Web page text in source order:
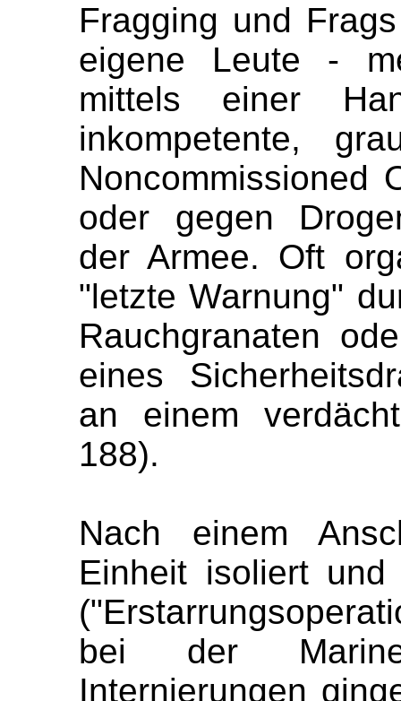
Fragging und
eigene Leute -
mittels einer
inkompetente,
Noncommissioned
oder gegen
der Armee. Oft
"letzte Warnung"
Rauchgranaten
eines
an einem
188).
Nach einem
Einheit isoliert
bei der
Internierungen